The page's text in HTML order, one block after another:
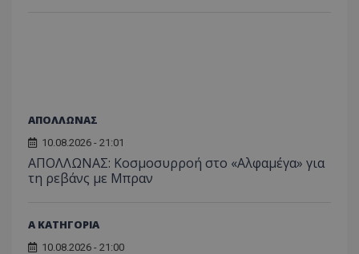
ΑΠΟΛΛΩΝΑΣ
10.08.2026 - 21:01
ΑΠΟΛΛΩΝΑΣ: Κοσμοσυρροή στο «Αλφαμέγα» για
τη ρεβάνς με Μπραν
Α ΚΑΤΗΓΟΡΙΑ
10.08.2026 - 21:00